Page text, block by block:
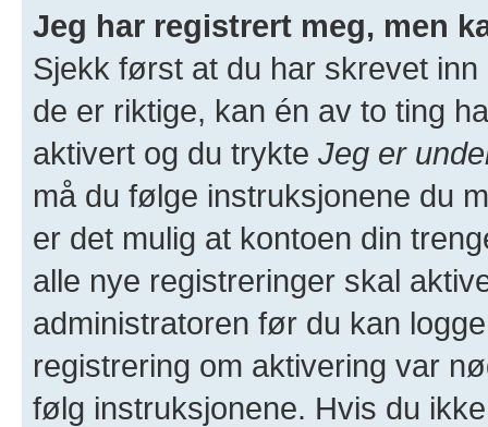
Jeg har registrert meg, men
Sjekk først at du har skrevet
de er riktige, kan én av to ting
aktivert og du trykte Jeg er
må du følge instruksjonene du
er det mulig at kontoen din
alle nye registreringer skal
administratoren før du kan
registrering om aktivering var
følg instruksjonene. Hvis du